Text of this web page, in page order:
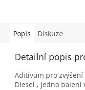
Popis Diskuze
Detailní popis
Aditivum pro zvýšení
Diesel , jedno balení